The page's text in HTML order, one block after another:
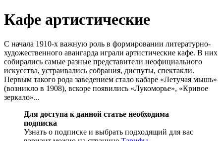
Кафе артистические
С начала 1910-х важную роль в формировании литературно-
художественного авангарда играли артистические кафе. В них
собирались самые разные представители неофициального
искусства, устраивались собрания, диспуты, спектакли.
Первым такого рода заведением стало кабаре «Летучая мышь»
(возникло в 1908), вскоре появились «Лукоморье», «Кривое
зеркало»...
Для доступа к данной статье необходима
подписка
Узнать о подписке и выбрать подходящий для вас